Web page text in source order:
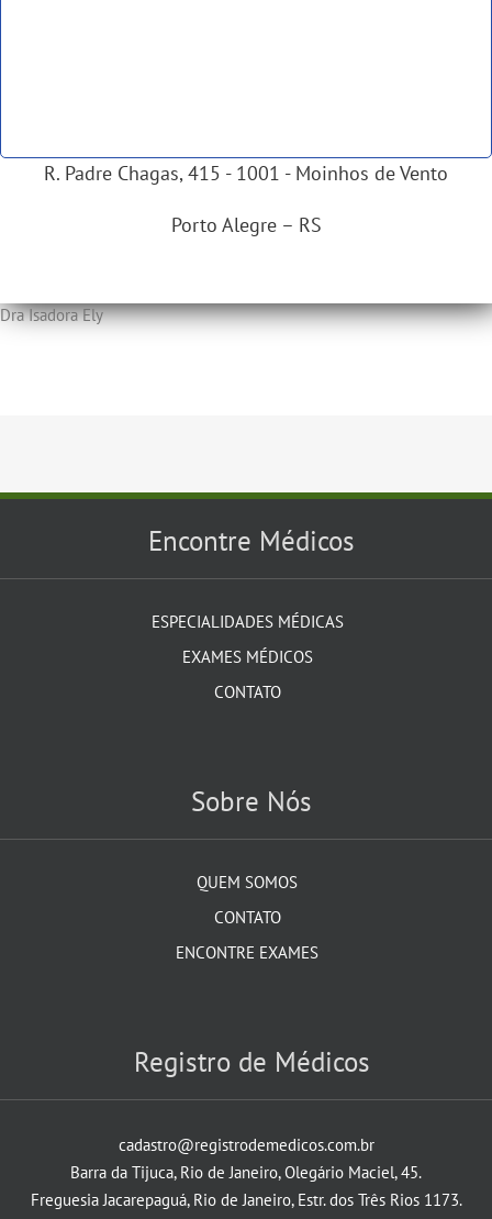
R. Padre Chagas, 415 - 1001 - Moinhos de Vento
Porto Alegre – RS
Dra Isadora Ely
Encontre Médicos
ESPECIALIDADES MÉDICAS
EXAMES MÉDICOS
CONTATO
Sobre Nós
QUEM SOMOS
CONTATO
ENCONTRE EXAMES
Registro de Médicos
cadastro@registrodemedicos.com.br
Barra da Tijuca, Rio de Janeiro, Olegário Maciel, 45.
Freguesia Jacarepaguá, Rio de Janeiro, Estr. dos Três Rios 1173.